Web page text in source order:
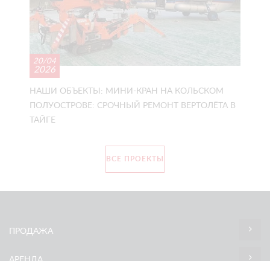
20/04
2026
НАШИ ОБЪЕКТЫ: МИНИ-КРАН НА КОЛЬСКОМ
ПОЛУОСТРОВЕ: СРОЧНЫЙ РЕМОНТ ВЕРТОЛЁТА В
ТАЙГЕ
ВСЕ ПРОЕКТЫ
ПРОДАЖА